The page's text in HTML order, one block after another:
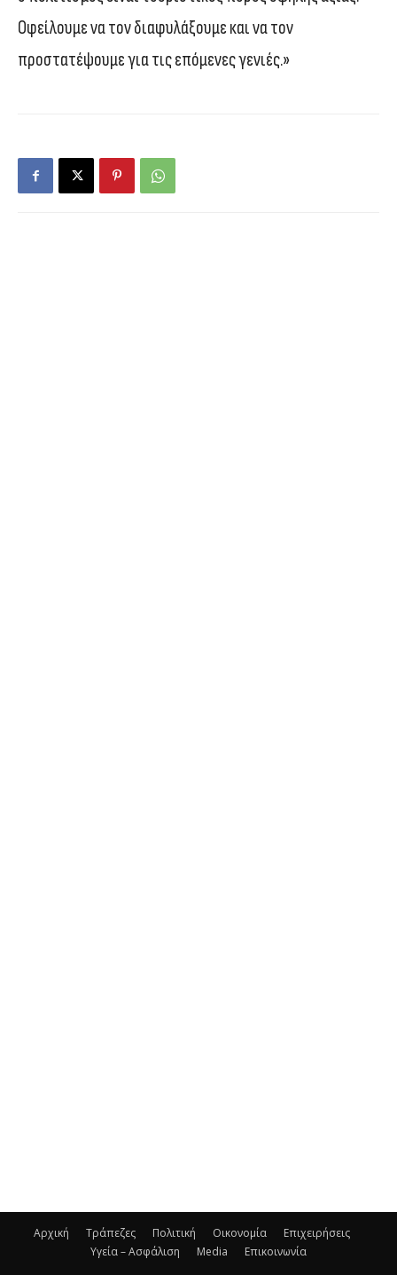
Οφείλουμε να τον διαφυλάξουμε και να τον
προστατέψουμε για τις επόμενες γενιές.»
Αρχική Τράπεζες Πολιτική Οικονομία
Επιχειρήσεις
Υγεία – Ασφάλιση
Media Επικοινωνία